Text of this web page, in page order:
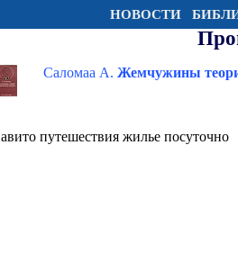
НОВОСТИ
Саломаа А. Жемчужины
авито путешествия жилье посуточно